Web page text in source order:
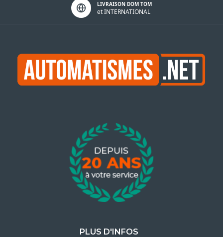
LIVRAISON DOM TOM
et INTERNATIONAL
PLUS D'INFOS